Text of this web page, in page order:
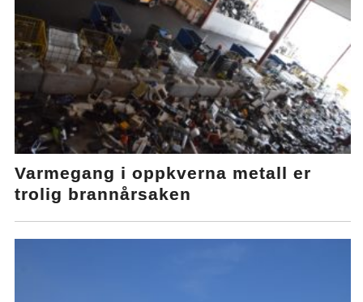
Varmegang i oppkverna metall er
trolig brannårsaken